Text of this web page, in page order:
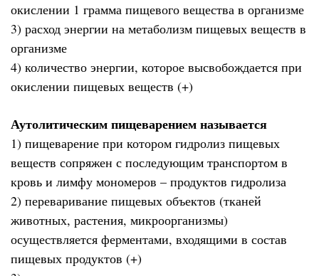
окислении 1 грамма пищевого вещества в организме
3) расход энергии на метаболизм пищевых веществ в
организме
4) количество энергии, которое высвобождается при
окислении пищевых веществ (+)
Аутолитическим пищеварением называется
1) пищеварение при котором гидролиз пищевых
веществ сопряжен с последующим транспортом в
кровь и лимфу мономеров – продуктов гидролиза
2) переваривание пищевых объектов (тканей
животных, растения, микроорганизмы)
осуществляется ферментами, входящими в состав
пищевых продуктов (+)